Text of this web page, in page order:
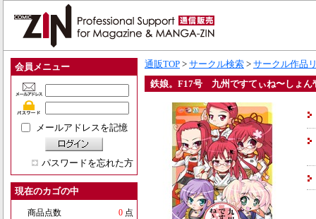
会員メニュー
メールアドレスを記憶
パスワードを忘れた方
現在のカゴの中
商品点数 0 点
通販TOP > サークル検索 > サークル作品
鉄娘。F17号 九州ですてぃね〜しょん